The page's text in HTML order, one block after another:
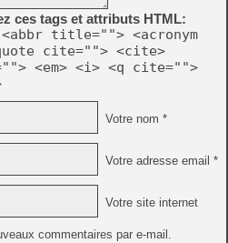
ces tags et attributs HTML:
title=""> <acronym
cite=""> <cite>
<em> <i> <q cite="">
Votre nom *
Votre adresse email *
Votre site internet
commentaires par e-mail.